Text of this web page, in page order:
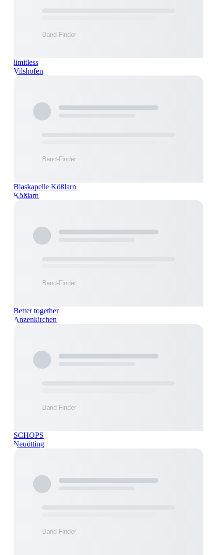
limitless
Vilshofen
Blaskapelle Kößlarn
Kößlarn
Better together
Anzenkirchen
SCHOPS
Neuötting